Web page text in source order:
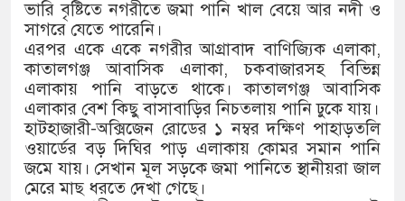
ভারি বৃষ্টিতে নগরীতে জমা পানি খাল বেয়ে আর নদী ও
সাগরে যেতে পারেনি।
এরপর একে একে নগরীর আগ্রাবাদ বাণিজ্যিক এলাকা,
কাতালগঞ্জ আবাসিক এলাকা, চকবাজারসহ বিভিন্ন
এলাকায় পানি বাড়তে থাকে। কাতালগঞ্জ আবাসিক
এলাকার বেশ কিছু বাসাবাড়ির নিচতলায় পানি ঢুকে যায়।
হাটহাজারী-অক্সিজেন রোডের ১ নম্বর দক্ষিণ পাহাড়তলি
ওয়ার্ডের বড় দিঘির পাড় এলাকায় কোমর সমান পানি
জমে যায়। সেখান মূল সড়কে জমা পানিতে স্থানীয়রা জাল
মেরে মাছ ধরতে দেখা গেছে।